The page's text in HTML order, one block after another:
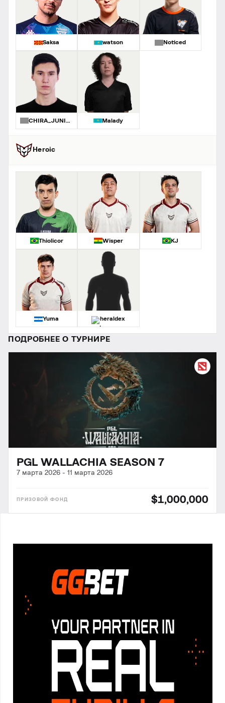
Saksa watson Noticed
CHIRA_JUNIOR Malady
Heroic
Thiolicor Wisper KJ
Yuma heraldex
ПОДРОБНЕЕ О ТУРНИРЕ
PGL WALLACHIA SEASON 7
7 марта 2026 - 11 марта 2026
$1,000,000